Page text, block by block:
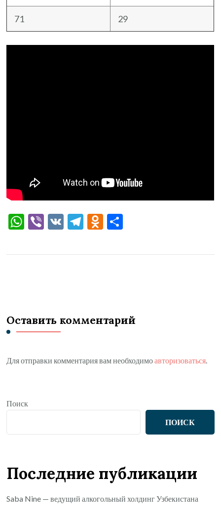
71 29
WhatsApp
Viber
VK Telegram
Odnoklassniki
Оставить комментарий
Для отправки комментария вам необходимоавторизоваться.
Поиск
ПОИСК
Последние публикации
Saba Nine — ведущий алкогольный холдинг Узбекистана